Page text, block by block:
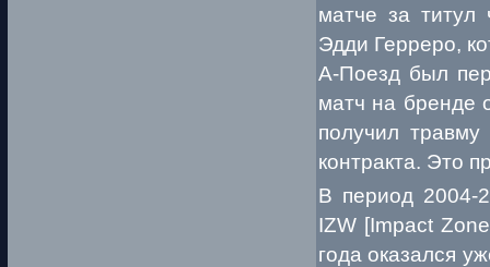
матче за
Эдди Герреро,
А-Поезд был
матч на бренде
получил
контракта. Это
В период 2004-
IZW [Impact
года оказался